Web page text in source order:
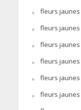
fleurs jaunes
fleurs jaunes
fleurs jaunes
fleurs jaunes
fleurs jaunes
fleurs jaunes